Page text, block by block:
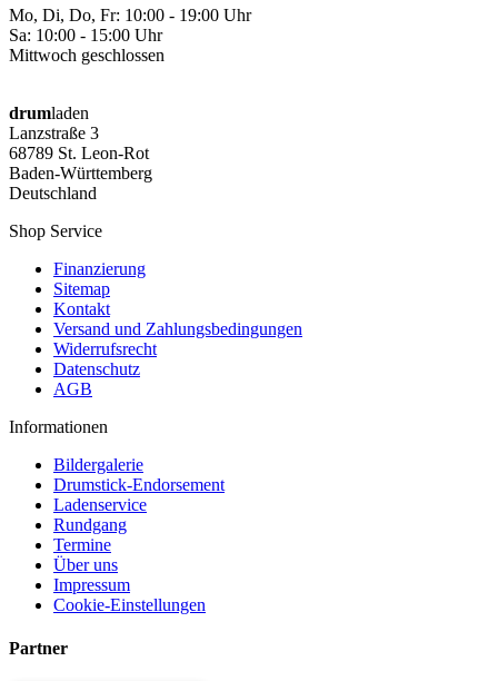
Mo, Di, Do, Fr: 10:00 - 19:00 Uhr
Sa: 10:00 - 15:00 Uhr
Mittwoch geschlossen
drumladen
Lanzstraße 3
68789 St. Leon-Rot
Baden-Württemberg
Deutschland
Shop Service
Finanzierung
Sitemap
Kontakt
Versand und Zahlungsbedingungen
Widerrufsrecht
Datenschutz
AGB
Informationen
Bildergalerie
Drumstick-Endorsement
Ladenservice
Rundgang
Termine
Über uns
Impressum
Cookie-Einstellungen
Partner